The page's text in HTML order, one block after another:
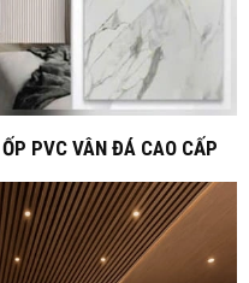
PVC VÂN ĐÁ CAO CẤP